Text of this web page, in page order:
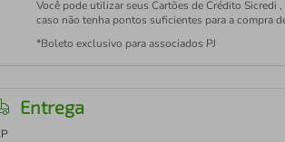
Você pode utilizar seus Cartões de Crédito Sicredi
caso não tenha pontos suficientes para a compra
*Boleto exclusivo para associados PJ
Entrega